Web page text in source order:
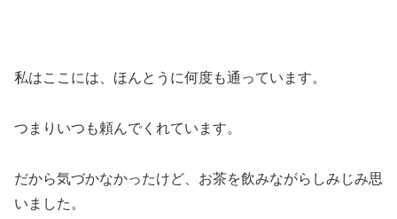
私はここには、ほんとうに何度も通っています。
つまりいつも頼んでくれています。
だから気づかなかったけど、お茶を飲みながらしみじみ思
いました。